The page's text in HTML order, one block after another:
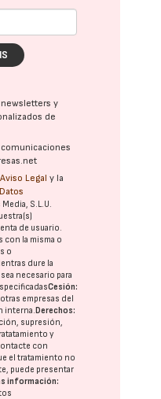
y
de
Aviso Legal y la
S.L.U.
de usuario.
con la misma o
o
dure la
necesario para
Cesión:
empresas del
interna.Derechos:
supresión,
y
con
el tratamiento no
puede presentar
información: